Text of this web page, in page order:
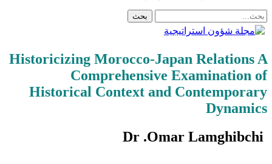
Historicizing Morocco-Japan Relations A
Comprehensive Examination of
Historical Context and Contemporary
Dynamics